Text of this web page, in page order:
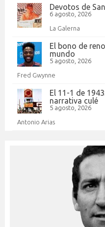
Devotos de
6 agosto, 2026
La Galerna
El bono de
mundo
5 agosto, 2026
Fred Gwynne
El 11-1 de
narrativa culé
5 agosto, 2026
Antonio Arias